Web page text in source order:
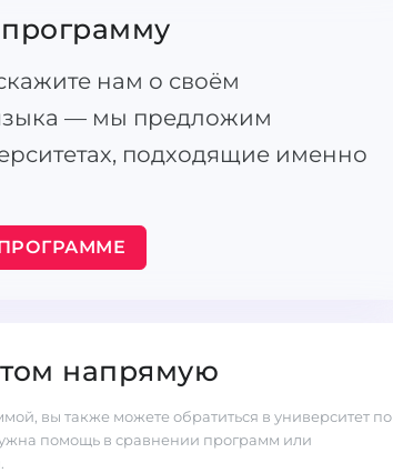
нам о своём
— мы предложим
подходящие именно
напрямую
вы также можете обратиться в университет по
помощь в сравнении программ или